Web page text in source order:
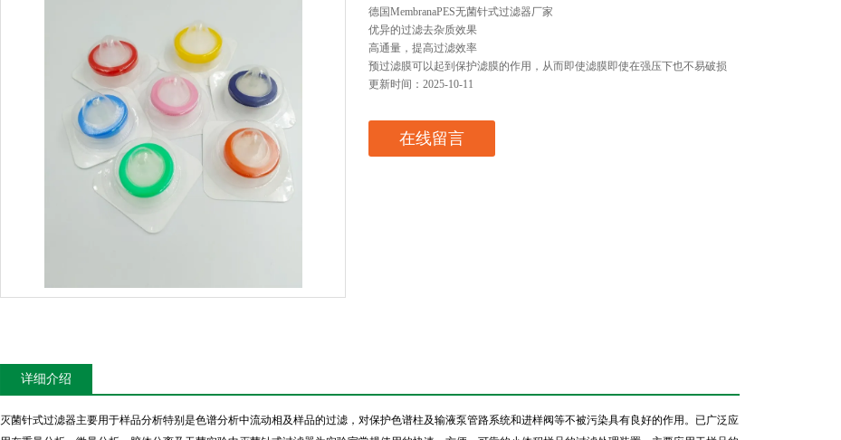
德国MembranaPES无菌针式过滤器厂家
优异的过滤去杂质效果
高通量，提高过滤效率
预过滤膜可以起到保护滤膜的作用，从而即使滤膜即使在强压下也不易破损
更新时间：2025-10-11
在线留言
详细介绍
灭菌针式过滤器主要用于样品分析特别是色谱分析中流动相及样品的过滤，对保护色谱柱及输液泵管路系统和进样阀等不被污染具有良好的作用。已广泛应